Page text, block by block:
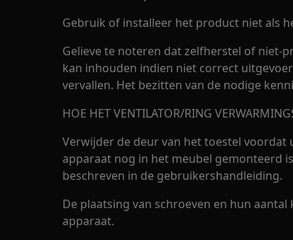
Gebruik of installeer het product niet als
Gelieve te noteren dat zelfherstel of niet-
kan inhouden indien niet correct
vervallen. Het bezitten van de nodige
HOE HET VENTILATOR/RING
Verwijder de deur van het toestel
apparaat nog in het meubel gemonteerd
beschreven in de gebruikershandleiding.
De plaatsing van schroeven en hun
apparaat.